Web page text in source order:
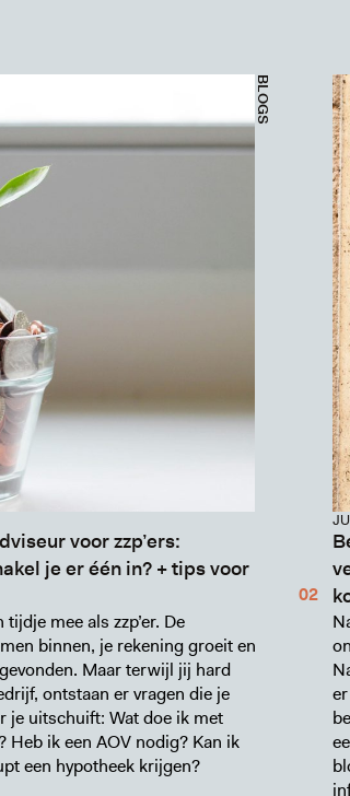
BLOGS
voor zzp’ers:
je er één in? + tips voor
mee als zzp’er. De
binnen, je rekening groeit en
Maar terwijl jij hard
ontstaan er vragen die je
je uitschuift: Wat doe ik met
Heb ik een AOV nodig? Kan ik
een hypotheek krijgen?